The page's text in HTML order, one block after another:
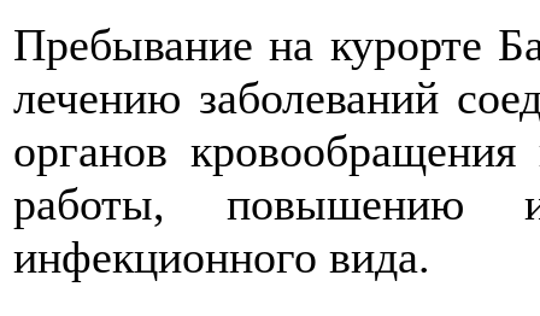
Пребывание на курорте
лечению заболеваний
органов
работы, повышению
инфекционного вида.